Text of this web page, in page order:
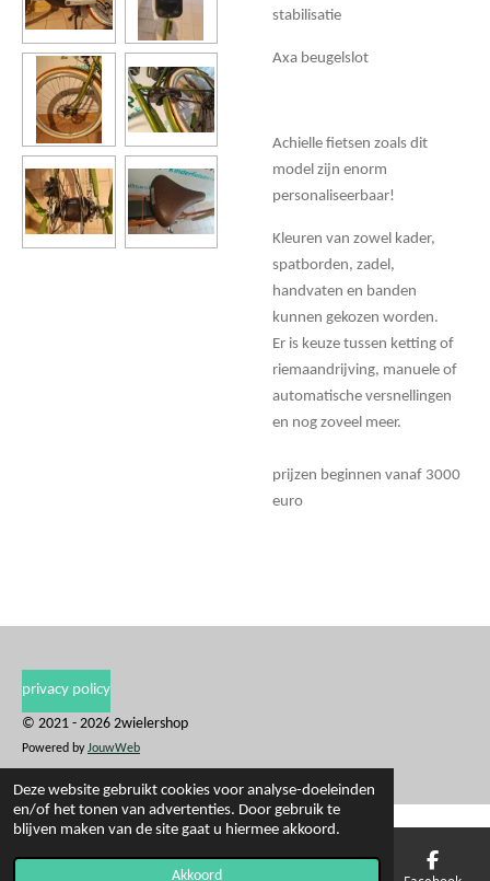
Deze website gebruikt cookies voor analyse-doeleinden
en/of het tonen van advertenties. Door gebruik te
blijven maken van de site gaat u hiermee akkoord.
Akkoord
stabilisatie
Axa beugelslot
Achielle fietsen zoals dit
model zijn enorm
personaliseerbaar!
Kleuren van zowel kader,
spatborden, zadel,
handvaten en banden
kunnen gekozen worden.
Er is keuze tussen ketting of
riemaandrijving, manuele of
automatische versnellingen
en nog zoveel meer.
prijzen beginnen vanaf 3000
euro
privacy policy
© 2021 - 2026 2wielershop
Powered byJouwWeb